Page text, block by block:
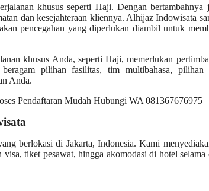
khusus seperti Haji. Dengan bertambahnya
dan kesejahteraan kliennya. Alhijaz Indowisata
pencegahan yang diperlukan diambil untuk
khusus Anda, seperti Haji, memerlukan
pilihan fasilitas, tim multibahasa, pilihan
Anda.
berlokasi di Jakarta, Indonesia. Kami
tiket pesawat, hingga akomodasi di hotel